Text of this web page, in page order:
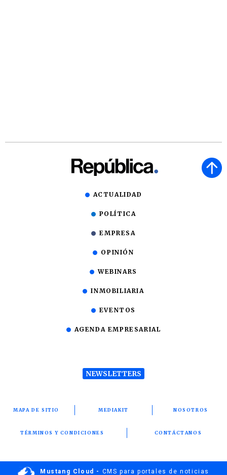
ACTUALIDAD
POLÍTICA
EMPRESA
OPINIÓN
WEBINARS
INMOBILIARIA
EVENTOS
AGENDA EMPRESARIAL
NEWSLETTERS
MAPA DE SITIO MEDIAKIT NOSOTROS
TÉRMINOS Y CONDICIONES CONTÁCTANOS
Mustang Cloud - CMS para portales de noticias